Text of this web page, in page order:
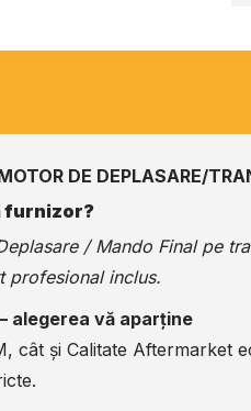
DE DEPLASARE/
furnizor?
/ Mando Final pe
profesional inclus.
alegerea vă aparține
cât și Calitate